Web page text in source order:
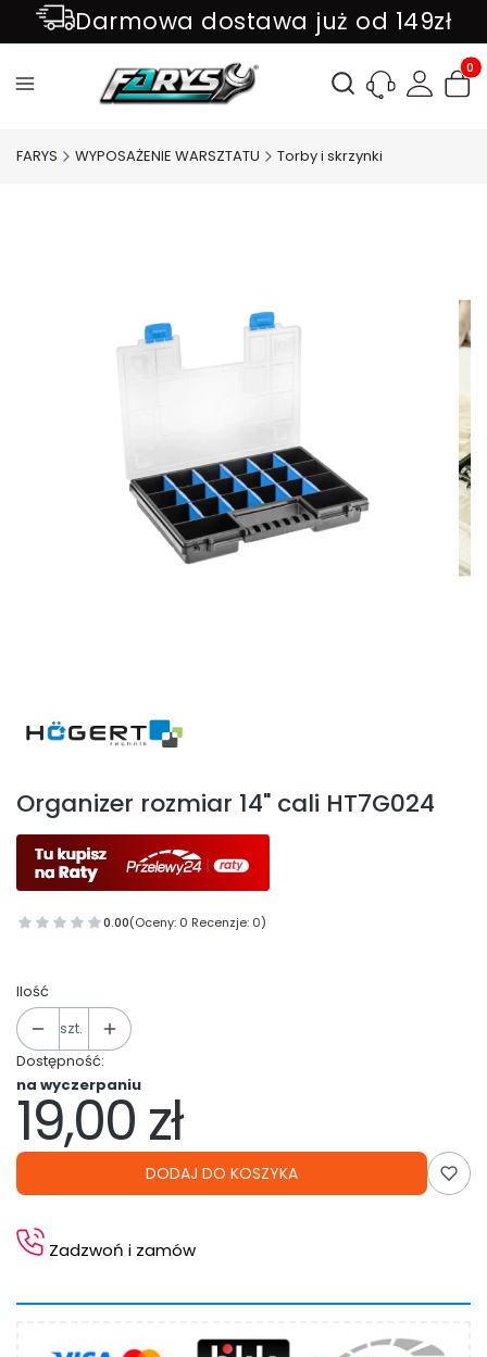
Darmowa dostawa już od 149zł
ZAPISZ SIĘ DO NEWSLETTER !!!
Otwórz
FARYS WYPOSAŻENIE WARSZTATU Torby i skrzynki
Organizer rozmiar 14" cali HT7G024
0.00(Oceny: 0 Recenzje: 0)
Ilość
szt.
Dostępność:
na wyczerpaniu
Cena
19,00 zł
DODAJ DO KOSZYKA
Zadzwoń i zamów